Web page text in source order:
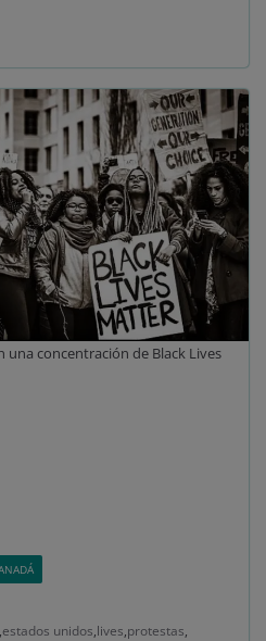
una concentración de Black Lives
,estados unidos,lives,protestas,